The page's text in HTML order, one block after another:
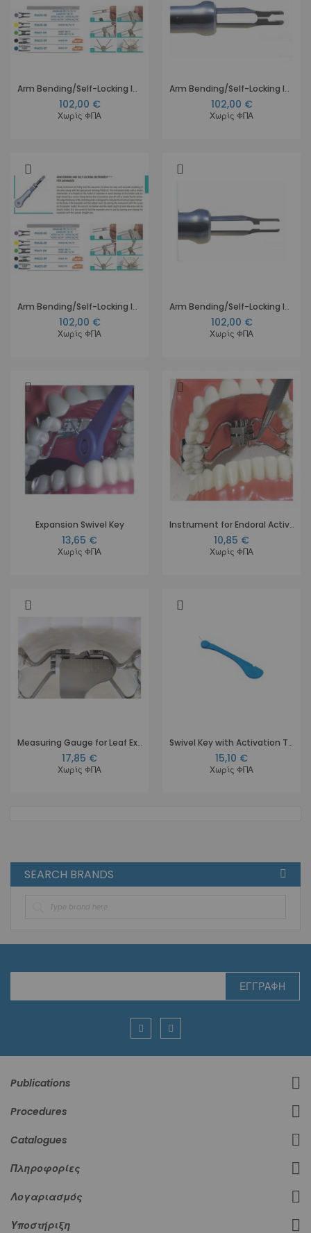
Arm Bending/Self-Locking Instr. Blue
102,00 €
Χωρίς ΦΠΑ
Arm Bending/Self-Locking Instr. Green
102,00 €
Χωρίς ΦΠΑ
Arm Bending/Self-Locking Instr. Purple
102,00 €
Χωρίς ΦΠΑ
Arm Bending/Self-Locking Instr. Yellow
102,00 €
Χωρίς ΦΠΑ
Expansion Swivel Key
13,65 €
Χωρίς ΦΠΑ
Instrument for Endoral Activation
10,85 €
Χωρίς ΦΠΑ
Measuring Gauge for Leaf Expander
17,85 €
Χωρίς ΦΠΑ
Swivel Key with Activation Turn Counter
15,10 €
Χωρίς ΦΠΑ
SEARCH BRANDS
Ενημερωτικό
ΕΓΓΡΑΦΉ
Publications
Procedures
Catalogues
Πληροφορίες
Λογαριασμός
Υποστήριξη